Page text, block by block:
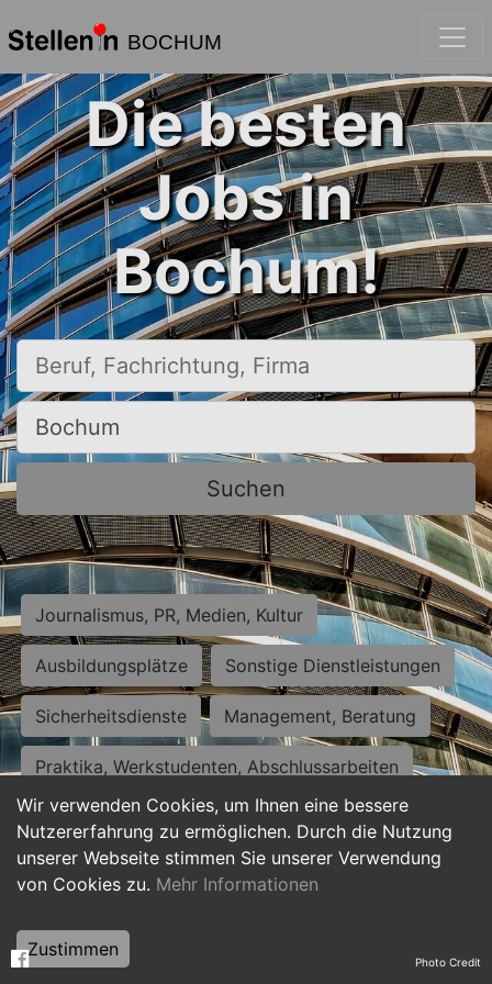
BOCHUM
Wir verwenden Cookies, um Ihnen eine bessere
Nutzererfahrung zu ermöglichen. Durch die Nutzung
unserer Webseite stimmen Sie unserer Verwendung
von Cookies zu. Mehr Informationen
Zustimmen
Die besten
Jobs in
Bochum!
Beruf, Fachrichtung, Firma
Ort, Stadt
Suchen
Journalismus, PR, Medien, Kultur
Ausbildungsplätze Sonstige Dienstleistungen
Sicherheitsdienste Management, Beratung
Praktika, Werkstudenten, Abschlussarbeiten
Personalwesen Assistenz, Sekretariat
Hilfskräfte, Aushilfs- und Nebenjobs
Weiterbildung, Studium, duale Ausbildung Photo Credit